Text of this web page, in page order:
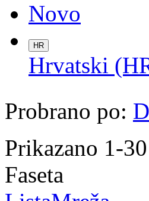
Novo
HR
Hrvatski
Probrano po:
Prikazano 1-
Faseta